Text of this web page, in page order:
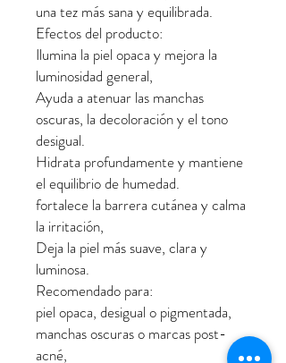
una tez más sana y equilibrada.
Efectos del producto:
Ilumina la piel opaca y mejora la
luminosidad general,
Ayuda a atenuar las manchas
oscuras, la decoloración y el tono
desigual.
Hidrata profundamente y mantiene
el equilibrio de humedad.
fortalece la barrera cutánea y calma
la irritación,
Deja la piel más suave, clara y
luminosa.
Recomendado para:
piel opaca, desigual o pigmentada,
manchas oscuras o marcas post-
acné,